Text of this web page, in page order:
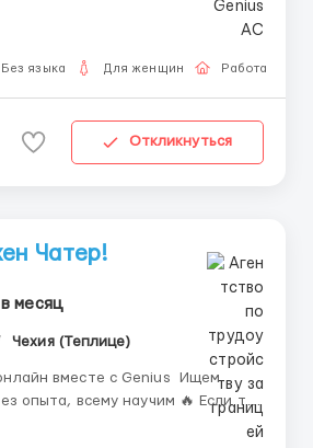
специалисты получают
значительно больше 💵 Выплаты всегда ...
Без языка Для женщин Работа
Откликнуться
Чатер!
месяц
Чехия (Теплице)
вместе с Genius Ищем
опыта, всему научим 🔥 Если ты